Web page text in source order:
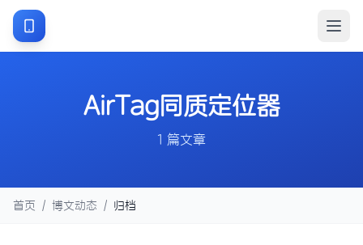
AirTag同质定位器
1 篇文章
首页 / 博文动态 / 归档